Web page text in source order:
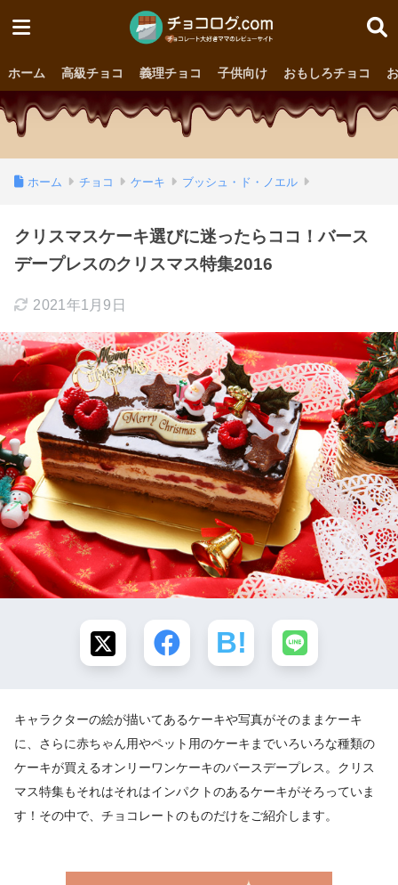
ホーム 高級チョコ 義理チョコ 子供向け おもしろチョコ
ホーム チョコ ケーキ ブッシュ・ド・ノエル
クリスマスケーキ選びに迷ったらココ！バース
デープレスのクリスマス特集2016
2021年1月9日
キャラクターの絵が描いてあるケーキや写真がそのままケーキ
に、さらに赤ちゃん用やペット用のケーキまでいろいろな種類の
ケーキが買えるオンリーワンケーキのバースデープレス。クリス
マス特集もそれはそれはインパクトのあるケーキがそろっていま
す！その中で、チョコレートのものだけをご紹介します。